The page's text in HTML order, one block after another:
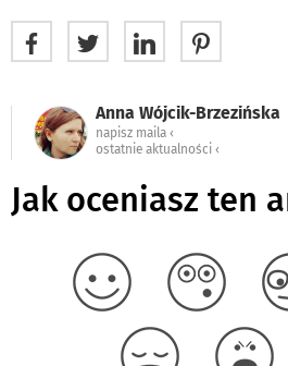
Anna Wójcik-Brzezińska
napisz maila ‹
ostatnie aktualności ‹
Jak oceniasz ten